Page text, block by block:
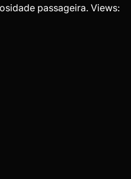
passageira. Views: